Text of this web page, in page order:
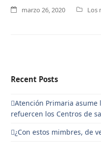
marzo 26, 2020 Los
Recent Posts
Atención Primaria asume
refuercen los Centros de
¿Con estos mimbres, de